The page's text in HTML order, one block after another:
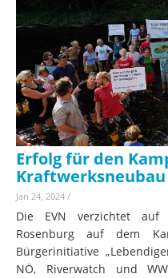
Erfolg für den
Jan 24, 2024 /
Die EVN verzichtet auf
Rosenburg auf dem
Bürgerinitiative
NÖ, Riverwatch und